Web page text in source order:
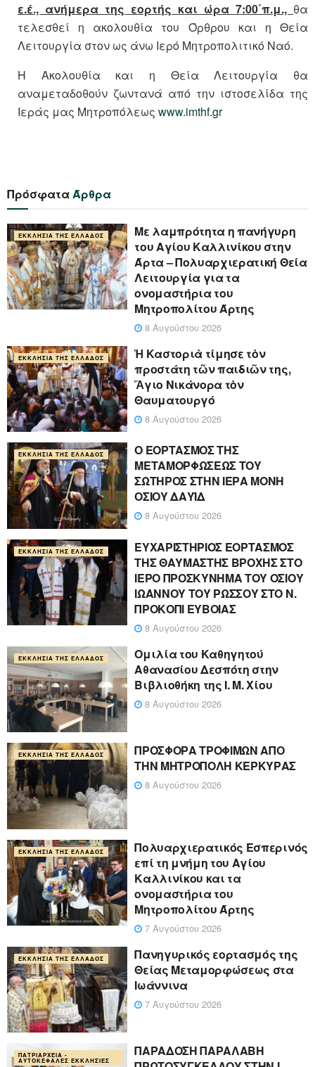
ε.έ., ανήμερα της εορτής και ώρα 7:00΄π.μ., θα
τελεσθεί η ακολουθία του Όρθρου και η Θεία
Λειτουργία στον ως άνω Ιερό Μητροπολιτικό Ναό.
Η Ακολουθία και η Θεία Λειτουργία θα
αναμεταδοθούν ζωντανά από την ιστοσελίδα της
Ιεράς μας Μητροπόλεως www.imthf.gr
ΠρόσφαταΆρθρα
ΕΚΚΛΗΣΊΑ ΤΗΣ ΕΛΛΆΔΟΣ
Με λαμπρότητα η πανήγυρη
του Αγίου Καλλινίκου στην
Άρτα – Πολυαρχιερατική Θεία
Λειτουργία για τα
ονομαστήρια του
Μητροπολίτου Άρτης
8 Αυγούστου 2026
ΕΚΚΛΗΣΊΑ ΤΗΣ ΕΛΛΆΔΟΣ
Ἡ Καστοριὰ τίμησε τὸν
προστάτη τῶν παιδιῶν της,
Ἅγιο Νικάνορα τὸν
Θαυματουργό
8 Αυγούστου 2026
ΕΚΚΛΗΣΊΑ ΤΗΣ ΕΛΛΆΔΟΣ
Ο ΕΟΡΤΑΣΜΟΣ ΤΗΣ
ΜΕΤΑΜΟΡΦΩΣΕΩΣ ΤΟΥ
ΣΩΤΗΡΟΣ ΣΤΗΝ ΙΕΡΑ ΜΟΝΗ
ΟΣΙΟΥ ΔΑΥΪΔ
8 Αυγούστου 2026
ΕΚΚΛΗΣΊΑ ΤΗΣ ΕΛΛΆΔΟΣ
ΕΥΧΑΡΙΣΤΗΡΙΟΣ ΕΟΡΤΑΣΜΟΣ
ΤΗΣ ΘΑΥΜΑΣΤΗΣ ΒΡΟΧΗΣ ΣΤΟ
ΙΕΡΟ ΠΡΟΣΚΥΝΗΜΑ ΤΟΥ ΟΣΙΟΥ
ΙΩΑΝΝΟΥ ΤΟΥ ΡΩΣΣΟΥ ΣΤΟ Ν.
ΠΡΟΚΟΠΙ ΕΥΒΟΙΑΣ
8 Αυγούστου 2026
ΕΚΚΛΗΣΊΑ ΤΗΣ ΕΛΛΆΔΟΣ
Ομιλία του Καθηγητού
Αθανασίου Δεσπότη στην
Βιβλιοθήκη της Ι. Μ. Χίου
8 Αυγούστου 2026
ΕΚΚΛΗΣΊΑ ΤΗΣ ΕΛΛΆΔΟΣ
ΠΡΟΣΦΟΡΑ ΤΡΟΦΙΜΩΝ ΑΠΟ
ΤΗΝ ΜΗΤΡΟΠΟΛΗ ΚΕΡΚΥΡΑΣ
8 Αυγούστου 2026
ΕΚΚΛΗΣΊΑ ΤΗΣ ΕΛΛΆΔΟΣ
Πολυαρχιερατικός Εσπερινός
επί τη μνήμη του Αγίου
Καλλινίκου και τα
ονομαστήρια του
Μητροπολίτου Άρτης
7 Αυγούστου 2026
ΕΚΚΛΗΣΊΑ ΤΗΣ ΕΛΛΆΔΟΣ
Πανηγυρικός εορτασμός της
Θείας Μεταμορφώσεως στα
Ιωάννινα
7 Αυγούστου 2026
ΠΑΤΡΙΑΡΧΕΊΑ -
ΑΥΤΟΚΈΦΑΛΕΣ ΕΚΚΛΗΣΊΕΣ
ΠΑΡΑΔΟΣΗ ΠΑΡΑΛΑΒΗ